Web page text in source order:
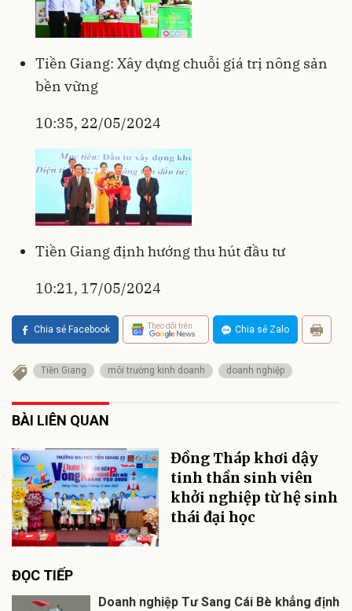
Tiền Giang: Xây dựng chuỗi giá trị nông sản
bền vững
10:35, 22/05/2024
Tiền Giang định hướng thu hút đầu tư
10:21, 17/05/2024
Chia sẻ Facebook Theo dõi trên Chia sẻ Zalo
Tiền Giang môi trường kinh doanh doanh nghiệp
BÀI LIÊN QUAN
Đồng Tháp khơi dậy
tinh thần sinh viên
khởi nghiệp từ hệ sinh
thái đại học
ĐỌC TIẾP
Doanh nghiệp Tư Sang Cái Bè khẳng định